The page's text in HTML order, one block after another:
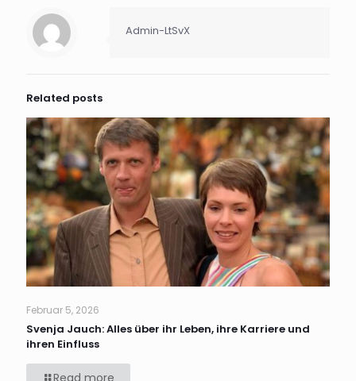
Admin-LtSvX
Related posts
Februar 5, 2026
Svenja Jauch: Alles über ihr Leben, ihre Karriere und
ihren Einfluss